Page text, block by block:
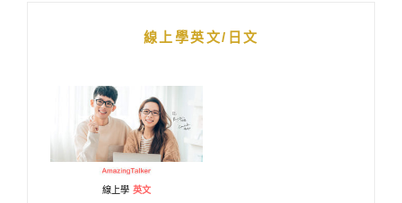
線上學英文/日文
線上學 英文